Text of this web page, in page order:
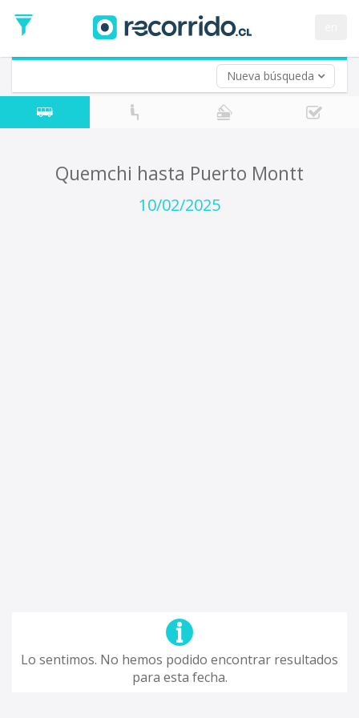
Nueva búsqueda
de
Ida
Vuelta (opcional)
Fecha
de
Quemchi hasta Puerto Montt
10/02/2025
Lo sentimos. No hemos podido encontrar resultados
para esta fecha.